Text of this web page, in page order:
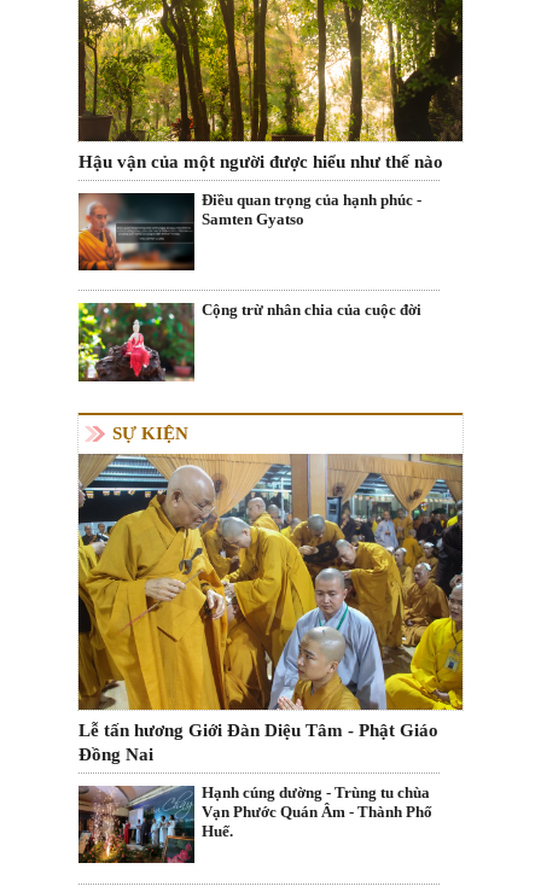
Hậu vận của một người được hiểu như thế nào
Điều quan trọng của hạnh phúc -
Samten Gyatso
Cộng trừ nhân chia của cuộc đời
SỰ KIỆN
Lễ tấn hương Giới Đàn Diệu Tâm - Phật Giáo
Đồng Nai
Hạnh cúng dường - Trùng tu chùa
Vạn Phước Quán Âm - Thành Phố
Huế.